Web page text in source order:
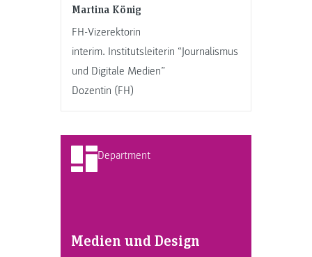
Martina König
FH-Vizerektorin
interim. Institutsleiterin “Journalismus
und Digitale Medien”
Dozentin (FH)
Department
Medien und Design